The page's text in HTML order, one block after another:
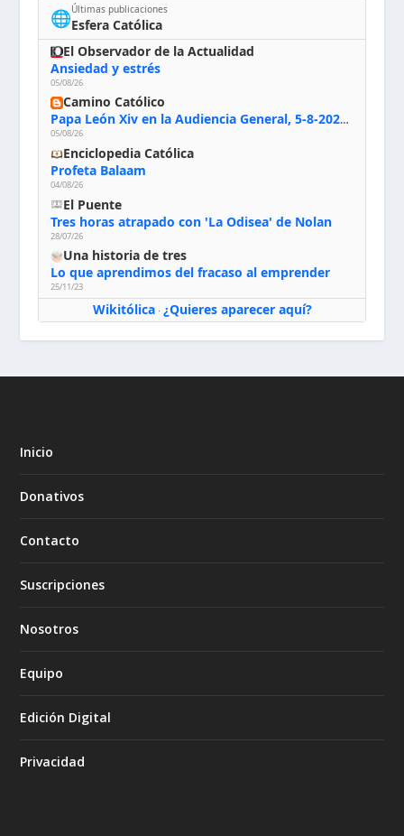
🌐Últimas publicaciones
Esfera Católica
El Observador de la Actualidad
Ansiedad y estrés
05/08/26
Camino Católico
Papa León Xiv en la Audiencia General, 5-8-2026: «Dios en el primer puesto; la oración, nuestra primera obligación; la liturgia, la primera fuente de la vida divina que se nos comunica, la primera escuela de nuestra vida espiritual»
05/08/26
Enciclopedia Católica
Profeta Balaam
04/08/26
El Puente
Tres horas atrapado con 'La Odisea' de Nolan
28/07/26
Una historia de tres
Lo que aprendimos del fracaso al emprender
25/11/23
Wikitólica· ¿Quieres aparecer aquí?
Inicio
Donativos
Contacto
Suscripciones
Nosotros
Equipo
Edición Digital
Privacidad